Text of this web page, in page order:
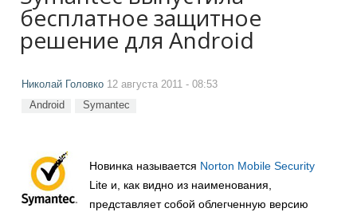
бесплатное защитное
решение для Android
Николай Головко 12 августа 2011 - 08:53
Android Symantec
Новинка называется Norton Mobile Security
Lite и, как видно из наименования,
представляет собой облегченную версию